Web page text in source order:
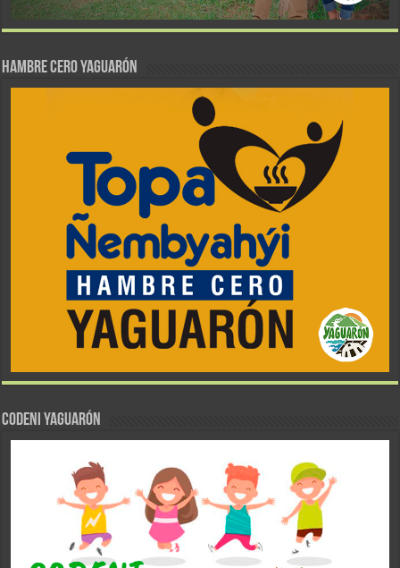
Hambre Cero Yaguarón
CODENI YAGUARÓN